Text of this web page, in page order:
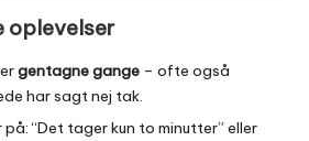
oplevelser
gentagne gange – ofte også
har sagt nej tak.
“Det tager kun to minutter” eller